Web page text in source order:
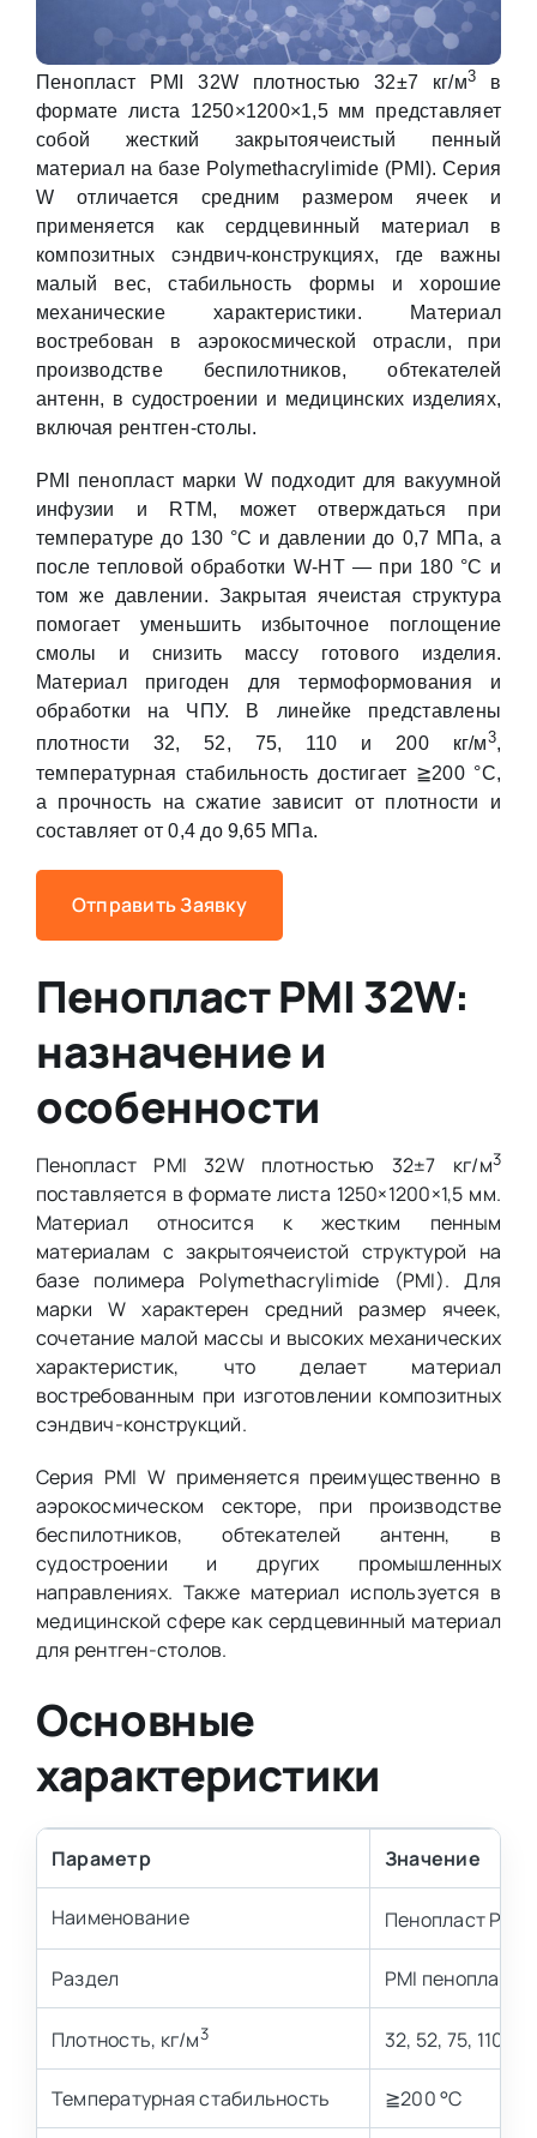
Пенопласт PMI 32W плотностью 32±7 кг/м3 в
формате листа 1250×1200×1,5 мм представляет
собой жесткий закрытоячеистый пенный
материал на базе Polymethacrylimide (PMI). Серия
W отличается средним размером ячеек и
применяется как сердцевинный материал в
композитных сэндвич-конструкциях, где важны
малый вес, стабильность формы и хорошие
механические характеристики. Материал
востребован в аэрокосмической отрасли, при
производстве беспилотников, обтекателей
антенн, в судостроении и медицинских изделиях,
включая рентген-столы.
PMI пенопласт марки W подходит для вакуумной
инфузии и RTM, может отверждаться при
температуре до 130 °C и давлении до 0,7 МПа, а
после тепловой обработки W-HT — при 180 °C и
том же давлении. Закрытая ячеистая структура
помогает уменьшить избыточное поглощение
смолы и снизить массу готового изделия.
Материал пригоден для термоформования и
обработки на ЧПУ. В линейке представлены
плотности 32, 52, 75, 110 и 200 кг/м3,
температурная стабильность достигает ≧200 °C,
а прочность на сжатие зависит от плотности и
составляет от 0,4 до 9,65 МПа.
Отправить Заявку
Пенопласт PMI 32W:
назначение и
особенности
Пенопласт PMI 32W плотностью 32±7 кг/м3
поставляется в формате листа 1250×1200×1,5 мм.
Материал относится к жестким пенным
материалам с закрытоячеистой структурой на
базе полимера Polymethacrylimide (PMI). Для
марки W характерен средний размер ячеек,
сочетание малой массы и высоких механических
характеристик, что делает материал
востребованным при изготовлении композитных
сэндвич-конструкций.
Серия PMI W применяется преимущественно в
аэрокосмическом секторе, при производстве
беспилотников, обтекателей антенн, в
судостроении и других промышленных
направлениях. Также материал используется в
медицинской сфере как сердцевинный материал
для рентген-столов.
Основные
характеристики
Параметр Значение
Наименование Пенопласт PMI
Раздел PMI пенопласт
Плотность, кг/м3 32, 52, 75, 110
Температурная стабильность ≧200 °C